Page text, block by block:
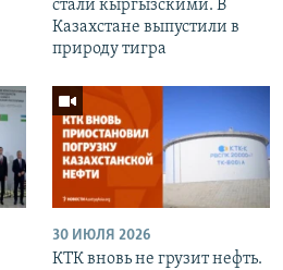
стали кыргызскими. В
Казахстане выпустили в
природу тигра
30 ИЮЛЯ 2026
КТК вновь не грузит нефть.